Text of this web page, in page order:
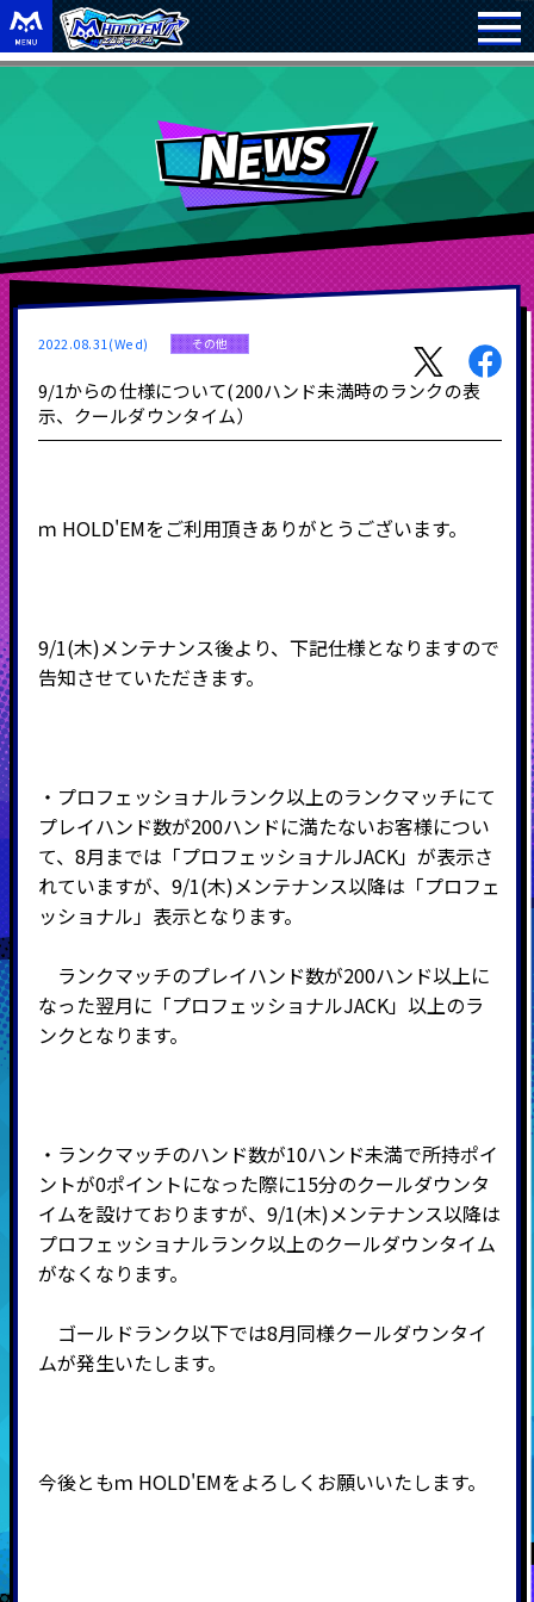
2022.08.31(Wed) その他
9/1からの仕様について(200ハンド未満時のランクの表
示、クールダウンタイム）
ｍ HOLD'EMをご利用頂きありがとうございます。
9/1(木)メンテナンス後より、下記仕様となりますので
告知させていただきます。
・プロフェッショナルランク以上のランクマッチにて
プレイハンド数が200ハンドに満たないお客様につい
て、8月までは「プロフェッショナルJACK」が表示さ
れていますが、9/1(木)メンテナンス以降は「プロフェ
ッショナル」表示となります。
ランクマッチのプレイハンド数が200ハンド以上に
なった翌月に「プロフェッショナルJACK」以上のラ
ンクとなります。
・ランクマッチのハンド数が10ハンド未満で所持ポイ
ントが0ポイントになった際に15分のクールダウンタ
イムを設けておりますが、9/1(木)メンテナンス以降は
プロフェッショナルランク以上のクールダウンタイム
がなくなります。
ゴールドランク以下では8月同様クールダウンタイ
ムが発生いたします。
今後ともｍ HOLD'EMをよろしくお願いいたします。